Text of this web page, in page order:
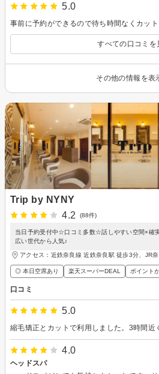
5.0
事前に予約ができるので待ち時間なくカット
すべての口コミを
その他の情報を表
Trip by NYNY
4.2
(88件)
当日予約受付中☆口コミ多数☆話しやすい空間×確
広い世代から人気♪
アクセス：近鉄奈良線 近鉄奈良駅 徒歩3分、JR
◎ 本日空席あり 楽天スーパーDEAL ポイント
口コミ
5.0
4.0
ヘッドスパ